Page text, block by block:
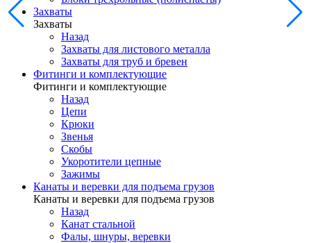
Захваты
Захваты
Назад
Захваты для листового металла
Захваты для труб и бревен
Фитинги и комплектующие
Фитинги и комплектующие
Назад
Цепи
Крюки
Звенья
Скобы
Укоротители цепные
Зажимы
Канаты и веревки для подъема грузов
Канаты и веревки для подъема грузов
Назад
Канат стальной
Фалы, шнуры, веревки